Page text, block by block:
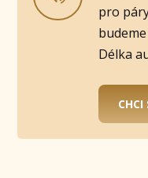
pro
Délka